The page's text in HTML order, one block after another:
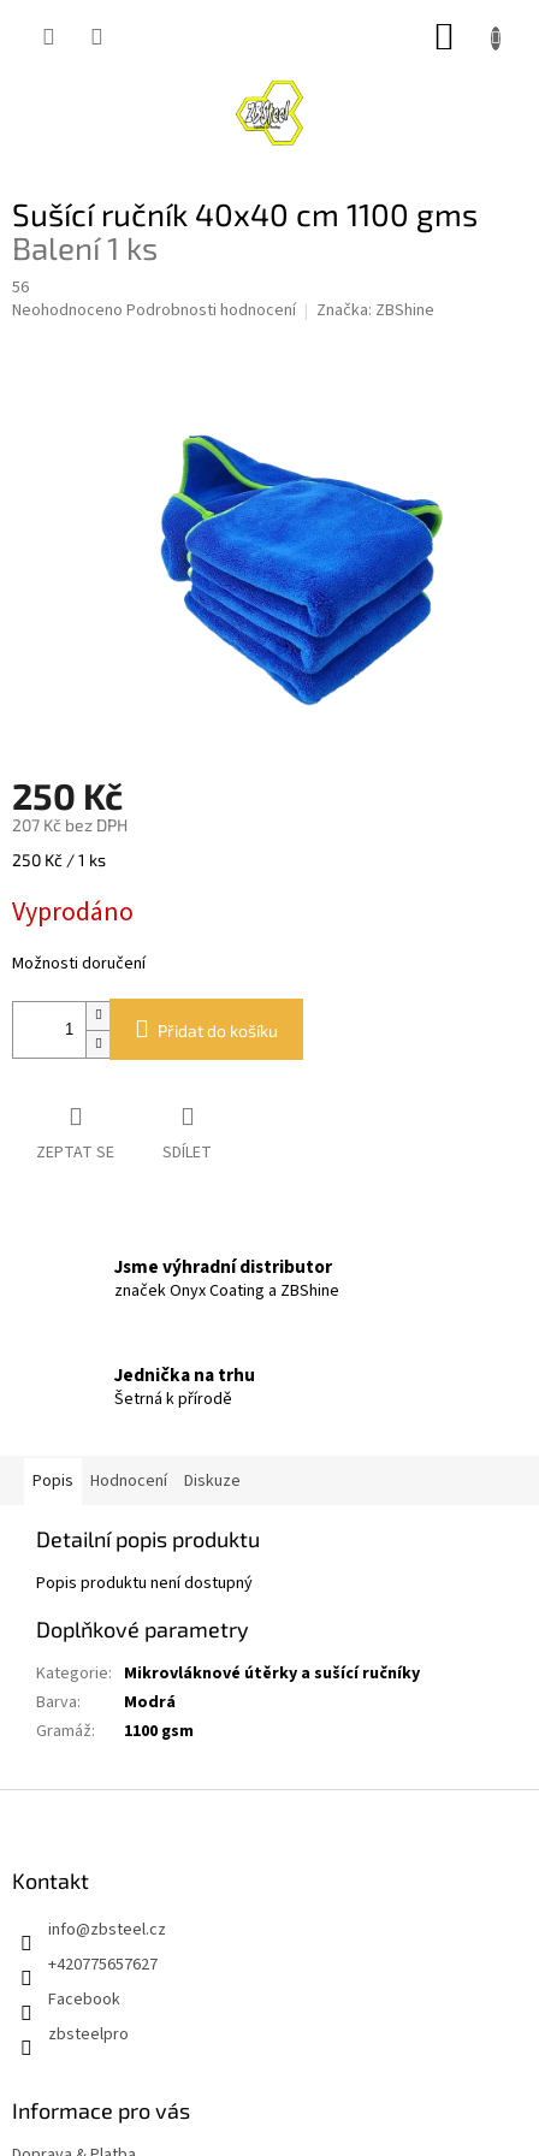
Sušící ručník 40x40 cm 1100 gms
Balení 1 ks
56
Průměrné
Neohodnoceno Podrobnosti hodnocení Značka: ZBShine
250 Kč
207 Kč bez DPH
Měrná
250 Kč / 1 ks
Vyprodáno
Možnosti doručení
Přidat do košíku
ZEPTAT SE SDÍLET
Jsme výhradní distributor
značek Onyx Coating a ZBShine
Jednička na trhu
Šetrná k přírodě
Popis Hodnocení Diskuze
Detailní popis produktu
Popis produktu není dostupný
Doplňkové parametry
Kategorie: Mikrovláknové útěrky a sušící ručníky
Barva:
Modrá
Gramáž: 1100 gsm
Kontakt
info@zbsteel.cz
+420775657627
Facebook
zbsteelpro
Informace pro vás